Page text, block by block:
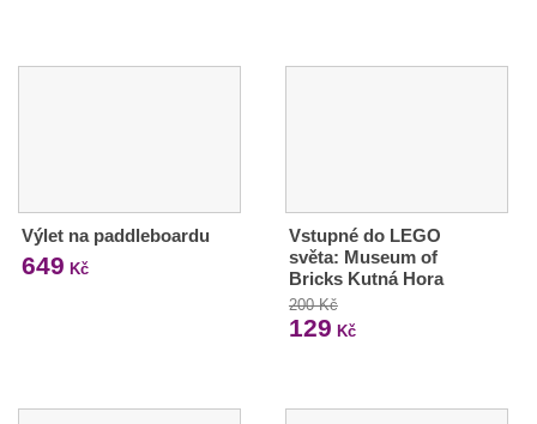
Výlet na paddleboardu
649 Kč
Vstupné do LEGO
světa: Museum of
Bricks Kutná Hora
200 Kč
129 Kč